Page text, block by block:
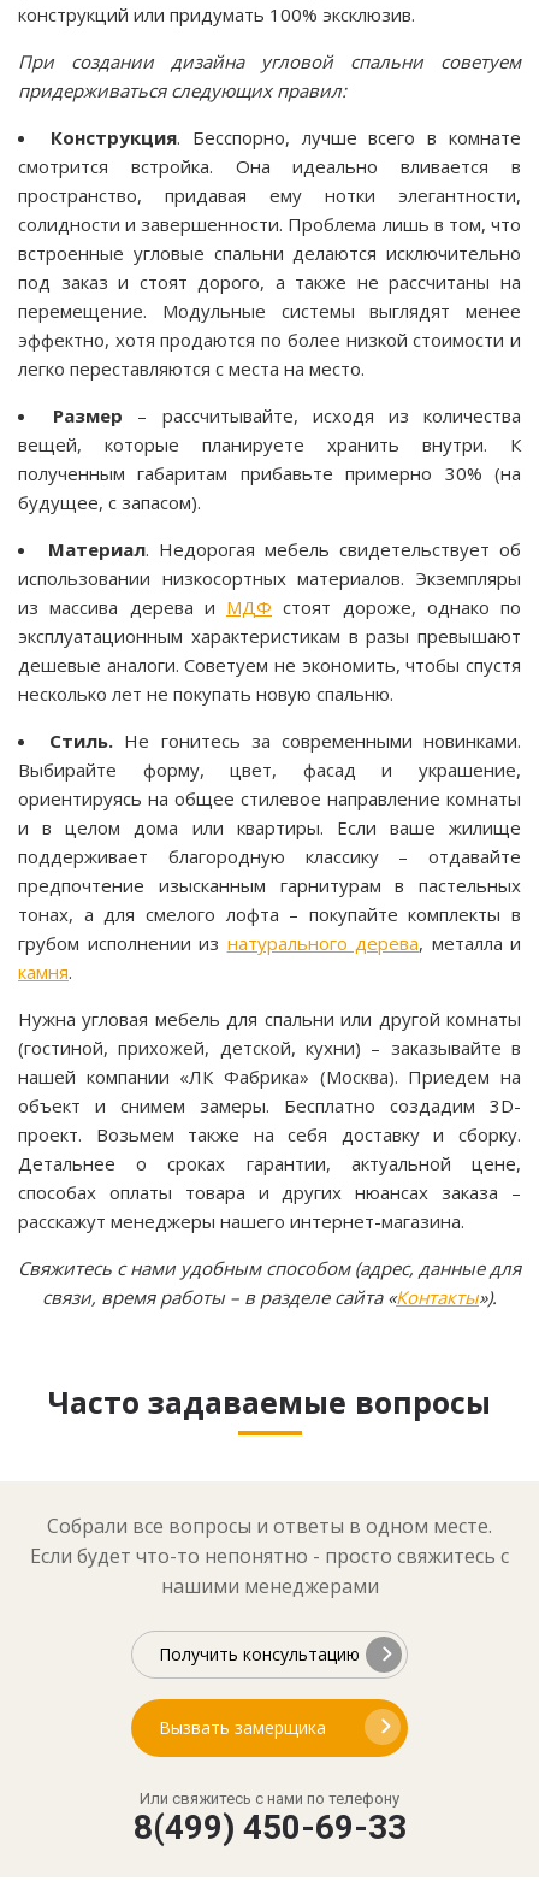
конструкций или придумать 100% эксклюзив.
При создании дизайна угловой спальни советуем
придерживаться следующих правил:
Конструкция. Бесспорно, лучше всего в комнате
смотрится встройка. Она идеально вливается в
пространство, придавая ему нотки элегантности,
солидности и завершенности. Проблема лишь в том, что
встроенные угловые спальни делаются исключительно
под заказ и стоят дорого, а также не рассчитаны на
перемещение. Модульные системы выглядят менее
эффектно, хотя продаются по более низкой стоимости и
легко переставляются с места на место.
Размер – рассчитывайте, исходя из количества
вещей, которые планируете хранить внутри. К
полученным габаритам прибавьте примерно 30% (на
будущее, с запасом).
Материал. Недорогая мебель свидетельствует об
использовании низкосортных материалов. Экземпляры
из массива дерева и МДФ стоят дороже, однако по
эксплуатационным характеристикам в разы превышают
дешевые аналоги. Советуем не экономить, чтобы спустя
несколько лет не покупать новую спальню.
Стиль. Не гонитесь за современными новинками.
Выбирайте форму, цвет, фасад и украшение,
ориентируясь на общее стилевое направление комнаты
и в целом дома или квартиры. Если ваше жилище
поддерживает благородную классику – отдавайте
предпочтение изысканным гарнитурам в пастельных
тонах, а для смелого лофта – покупайте комплекты в
грубом исполнении из натурального дерева, металла и
камня.
Нужна угловая мебель для спальни или другой комнаты
(гостиной, прихожей, детской, кухни) – заказывайте в
нашей компании «ЛК Фабрика» (Москва). Приедем на
объект и снимем замеры. Бесплатно создадим 3D-
проект. Возьмем также на себя доставку и сборку.
Детальнее о сроках гарантии, актуальной цене,
способах оплаты товара и других нюансах заказа –
расскажут менеджеры нашего интернет-магазина.
Свяжитесь с нами удобным способом (адрес, данные для
связи, время работы – в разделе сайта «Контакты»).
Часто задаваемые вопросы
Собрали все вопросы и ответы в одном месте.
Если будет что-то непонятно - просто свяжитесь с
нашими менеджерами
Получить консультацию
Вызвать замерщика
Или свяжитесь с нами по телефону
8(499) 450-69-33